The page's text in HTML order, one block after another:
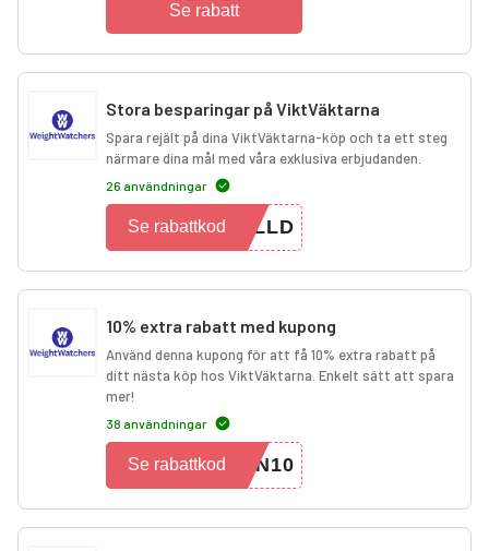
Se rabatt
Stora besparingar på ViktVäktarna
Spara rejält på dina ViktVäktarna-köp och ta ett steg
närmare dina mål med våra exklusiva erbjudanden.
26 användningar
ELLD
Se rabattkod
10% extra rabatt med kupong
Använd denna kupong för att få 10% extra rabatt på
ditt nästa köp hos ViktVäktarna. Enkelt sätt att spara
mer!
38 användningar
EN10
Se rabattkod